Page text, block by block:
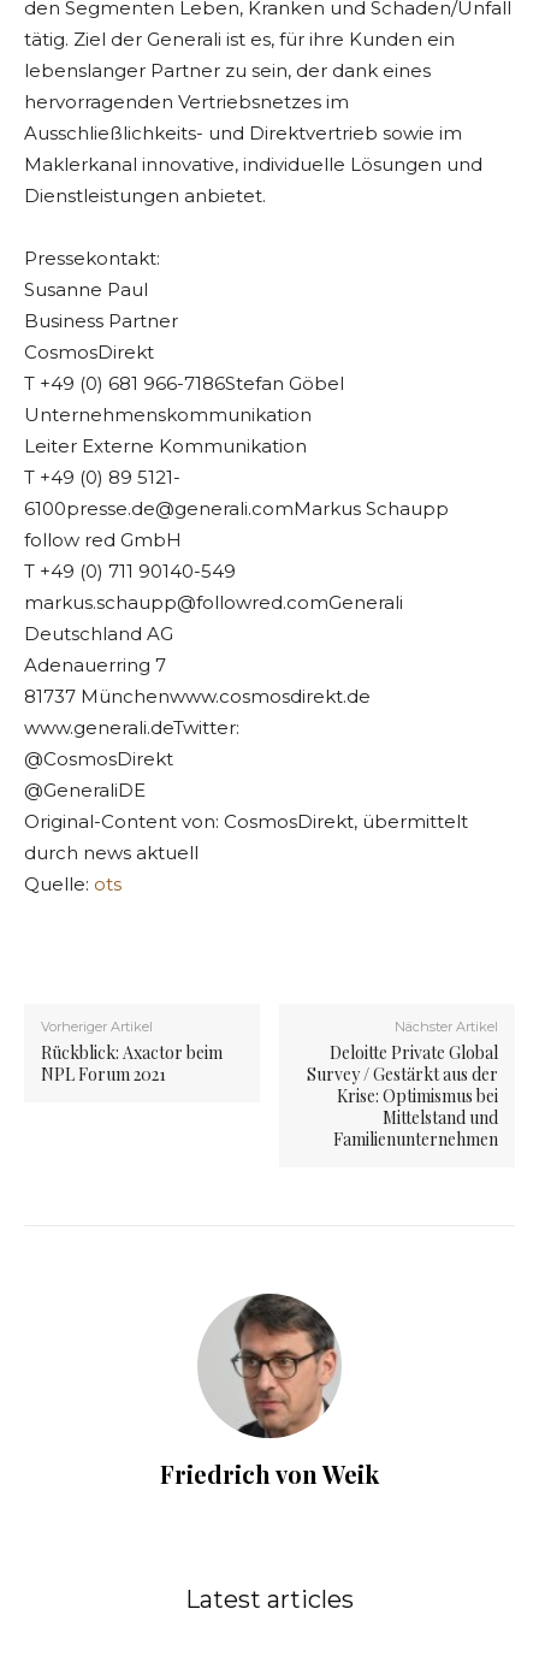
den Segmenten Leben, Kranken und Schaden/Unfall
tätig. Ziel der Generali ist es, für ihre Kunden ein
lebenslanger Partner zu sein, der dank eines
hervorragenden Vertriebsnetzes im
Ausschließlichkeits- und Direktvertrieb sowie im
Maklerkanal innovative, individuelle Lösungen und
Dienstleistungen anbietet.
Pressekontakt:
Susanne Paul
Business Partner
CosmosDirekt
T +49 (0) 681 966-7186Stefan Göbel
Unternehmenskommunikation
Leiter Externe Kommunikation
T +49 (0) 89 5121-
6100presse.de@generali.comMarkus Schaupp
follow red GmbH
T +49 (0) 711 90140-549
markus.schaupp@followred.comGenerali
Deutschland AG
Adenauerring 7
81737 Münchenwww.cosmosdirekt.de
www.generali.deTwitter:
@CosmosDirekt
@GeneraliDE
Original-Content von: CosmosDirekt, übermittelt
durch news aktuell
Quelle: ots
Vorheriger Artikel
Rückblick: Axactor beim
NPL Forum 2021
Nächster Artikel
Deloitte Private Global
Survey / Gestärkt aus der
Krise: Optimismus bei
Mittelstand und
Familienunternehmen
Friedrich von Weik
Latest articles